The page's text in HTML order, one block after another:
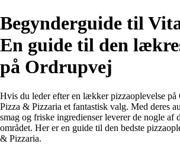
Begynderguide til
En guide til den
på Ordrupvej
Hvis du leder efter en lækker pizzaoplevelse
Pizza & Pizzaria et fantastisk valg. Med deres
smag og friske ingredienser leverer de nogle af
området. Her er en guide til den bedste
& Pizzaria.